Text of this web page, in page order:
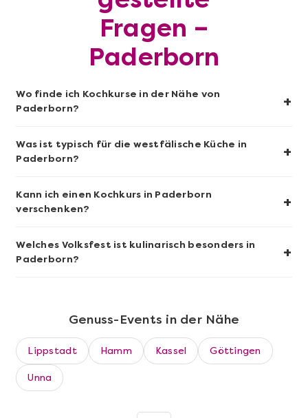
Wein- & Käse-Genuss@Home für 2
Fragen –
Paderborn
Wo finde ich Kochkurse in der Nähe von
Paderborn?
+
Was ist typisch für die westfälische Küche in
Paderborn?
+
Kann ich einen Kochkurs in Paderborn
verschenken?
+
Welches Volksfest ist kulinarisch besonders in
Paderborn?
+
Genuss-Events in der Nähe
Lippstadt Hamm Kassel Göttingen
Unna